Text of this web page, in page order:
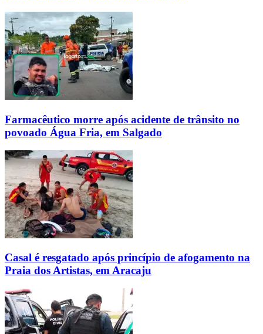
Farmacêutico morre após acidente de trânsito no
povoado Água Fria, em Salgado
Casal é resgatado após princípio de afogamento na
Praia dos Artistas, em Aracaju